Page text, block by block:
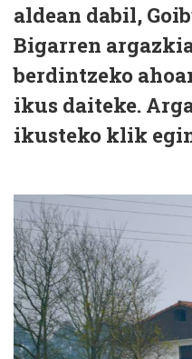
aldean dabil,
Bigarren
berdintzeko
ikus daiteke.
ikusteko klik